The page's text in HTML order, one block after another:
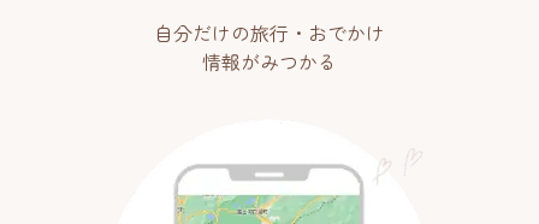
自分だけの旅行・おでかけ
情報がみつかる